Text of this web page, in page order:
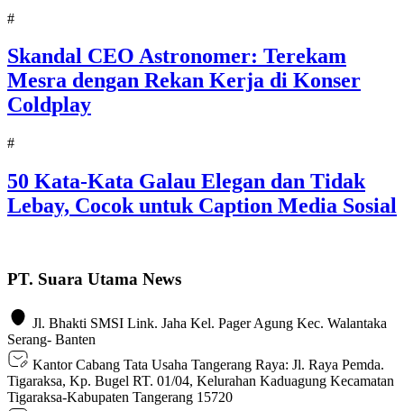
#
Skandal CEO Astronomer: Terekam
Mesra dengan Rekan Kerja di Konser
Coldplay
#
50 Kata-Kata Galau Elegan dan Tidak
Lebay, Cocok untuk Caption Media Sosial
PT. Suara Utama News
Jl. Bhakti SMSI Link. Jaha Kel. Pager Agung Kec. Walantaka
Serang- Banten
Kantor Cabang Tata Usaha Tangerang Raya: Jl. Raya Pemda.
Tigaraksa, Kp. Bugel RT. 01/04, Kelurahan Kaduagung Kecamatan
Tigaraksa-Kabupaten Tangerang 15720